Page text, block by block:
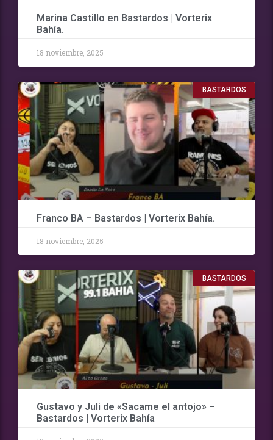
Marina Castillo en Bastardos | Vorterix
Bahía.
18 noviembre, 2025
BASTARDOS
Franco BA – Bastardos | Vorterix Bahía.
18 noviembre, 2025
BASTARDOS
Gustavo y Juli de «Sacame el antojo» –
Bastardos | Vorterix Bahía